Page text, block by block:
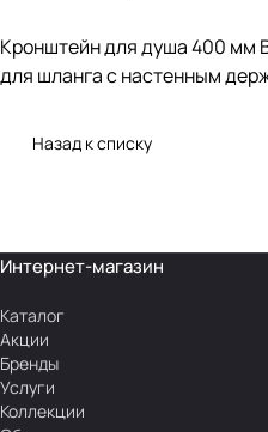
Кронштейн для душа 400 мм
для шланга с настенным
Назад к списку
Интернет-магазин
Каталог
Акции
Бренды
Услуги
Коллекции